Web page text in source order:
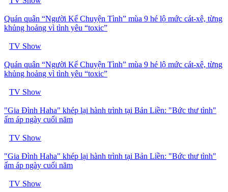
Quán quân “Người Kể Chuyện Tình” mùa 9 hé lộ mức cát-xê, từng
khủng hoảng vì tình yêu “toxic”
TV Show
Quán quân “Người Kể Chuyện Tình” mùa 9 hé lộ mức cát-xê, từng
khủng hoảng vì tình yêu “toxic”
TV Show
"Gia Đình Haha" khép lại hành trình tại Bản Liền: "Bức thư tình"
ấm áp ngày cuối năm
TV Show
"Gia Đình Haha" khép lại hành trình tại Bản Liền: "Bức thư tình"
ấm áp ngày cuối năm
TV Show